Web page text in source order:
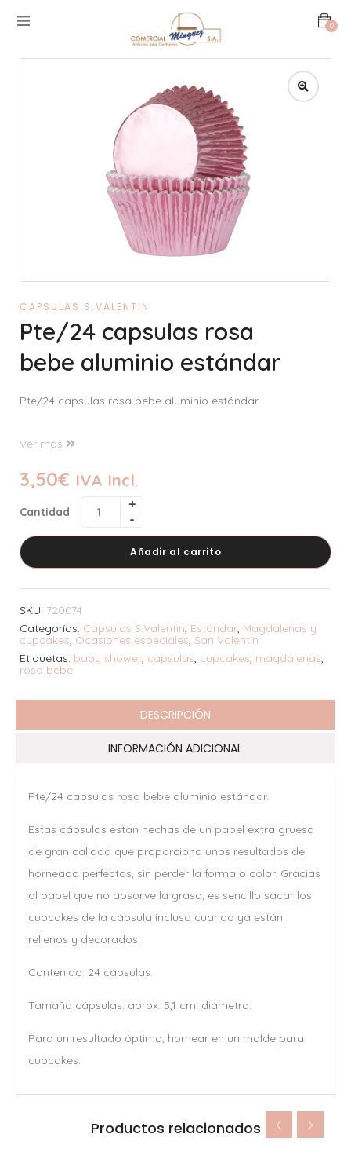
0
CAPSULAS S.VALENTIN
Pte/24 capsulas rosa
bebe aluminio estándar
Pte/24 capsulas rosa bebe aluminio estándar
Ver más
3,50€ IVA Incl.
Cantidad
Añadir al carrito
SKU: 720074
Categorías: Capsulas S.Valentin, Estándar, Magdalenas y
cupcakes, Ocasiones especiales, San Valentí­n
Etiquetas: baby shower, capsulas, cupcakes, magdalenas,
rosa bebe
DESCRIPCIÓN
INFORMACIÓN ADICIONAL
Pte/24 capsulas rosa bebe aluminio estándar.
Estas cápsulas estan hechas de un papel extra grueso
de gran calidad que proporciona unos resultados de
horneado perfectos, sin perder la forma o color. Gracias
al papel que no absorve la grasa, es sencillo sacar los
cupcakes de la cápsula incluso cuando ya están
rellenos y decorados.
Contenido: 24 cápsulas.
Tamaño cápsulas: aprox. 5,1 cm. diámetro.
Para un resultado óptimo, hornear en un molde para
cupcakes.
Productos relacionados